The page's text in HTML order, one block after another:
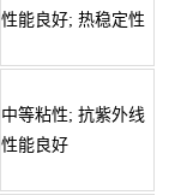
性能良好; 热稳定性
中等粘性; 抗紫外线
性能良好